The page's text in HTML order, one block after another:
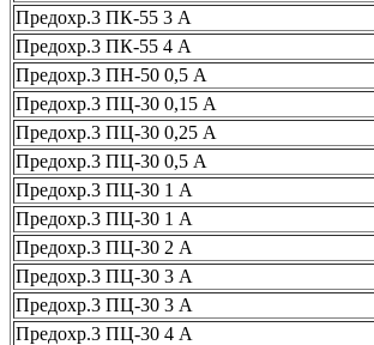
Предохр.3 ПК-55 3 А
Предохр.3 ПК-55 4 А
Предохр.3 ПН-50 0,5 А
Предохр.3 ПЦ-30 0,15 А
Предохр.3 ПЦ-30 0,25 А
Предохр.3 ПЦ-30 0,5 А
Предохр.3 ПЦ-30 1 А
Предохр.3 ПЦ-30 1 А
Предохр.3 ПЦ-30 2 А
Предохр.3 ПЦ-30 3 А
Предохр.3 ПЦ-30 3 А
Предохр.3 ПЦ-30 4 А